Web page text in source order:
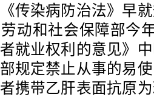
传染病防治法》早
动和社会保障部今
就业权利的意见》
规定禁止从事的易
携带乙肝表面抗原